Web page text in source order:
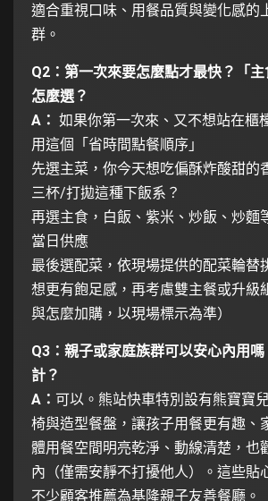
適合重視口味、用餐品質與變化感的
群。
Q2：第一次來要怎麼點才最快？「
怎麼選？
A： 如果你第一次來、又不想站在櫃
用這個「省時間點餐順序」
先選主菜，你今天想吃偏酥炸酸甜的
三杯/打拋這種下飯系？
再選主食，白飯、紫米、炒飯、炒麵
當日供應
最後選配菜，依現場提供的配菜輪替
想更有飽足感，再考慮雙主餐或升級
與怎麼加購，以現場標示為準）
Q3：親子或家庭族群可以安心內用
計？
A： 可以。熊站快車特別設有熊寶寶
椅與造型餐盤，讓孩子用餐更有趣、
體用餐空間明亮乾淨、動線清楚，也
內（僅需安靜不打擾他人）。這些貼
不少顧客推薦為基隆親子友善餐廳。